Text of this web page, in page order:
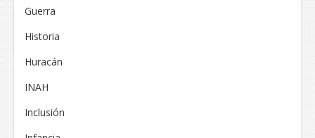
Guerra
Historia
Huracán
INAH
Inclusión